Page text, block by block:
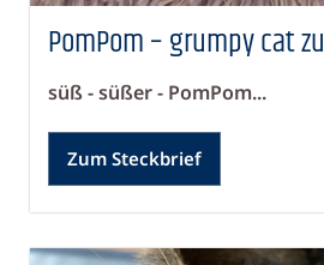
PomPom – grumpy cat
süß - süßer - PomPom...
Zum Steckbrief